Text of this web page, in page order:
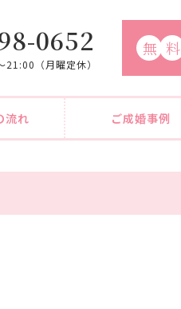
0652
（月曜定休）
無 料
流れ ご成婚事例